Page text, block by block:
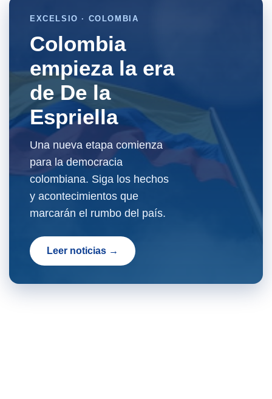
EXCELSIO · COLOMBIA
Colombia
empieza la era
de De la
Espriella
Una nueva etapa comienza
para la democracia
colombiana. Siga los hechos
y acontecimientos que
marcarán el rumbo del país.
Leer noticias →